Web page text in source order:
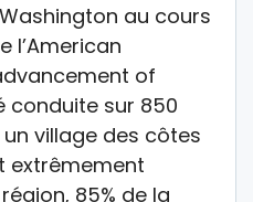
au cours
l’American
of
conduite sur 850
village des côtes
extrêmement
85% de la